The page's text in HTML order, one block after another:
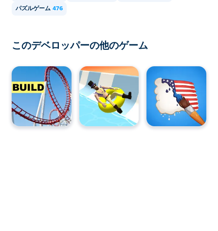
パズルゲーム 476
このデベロッパーの他のゲーム